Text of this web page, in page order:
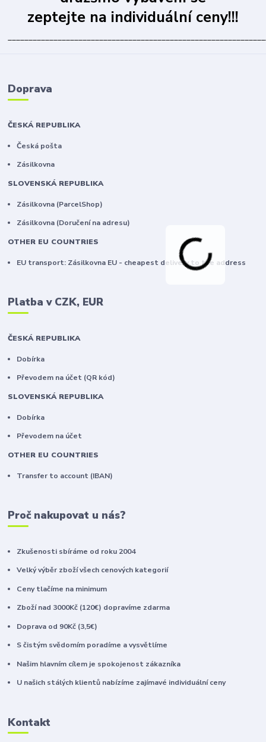
zeptejte na individuální ceny!!!
Doprava
ČESKÁ REPUBLIKA
Česká pošta
Zásilkovna
SLOVENSKÁ REPUBLIKA
Zásilkovna (ParcelShop)
Zásilkovna (Doručení na adresu)
OTHER EU COUNTRIES
EU transport: Zásilkovna EU - cheapest delivery to the address
Platba v CZK, EUR
ČESKÁ REPUBLIKA
Dobírka
Převodem na účet (QR kód)
SLOVENSKÁ REPUBLIKA
Dobírka
Převodem na účet
OTHER EU COUNTRIES
Transfer to account (IBAN)
Proč nakupovat u nás?
Zkušenosti sbíráme od roku 2004
Velký výběr zboží všech cenových kategorií
Ceny tlačíme na minimum
Zboží nad 3000Kč (120€) dopravíme zdarma
Doprava od 90Kč (3,5€)
S čistým svědomím poradíme a vysvětlíme
Našim hlavním cílem je spokojenost zákazníka
U našich stálých klientů nabízíme zajímavé individuální ceny
Kontakt